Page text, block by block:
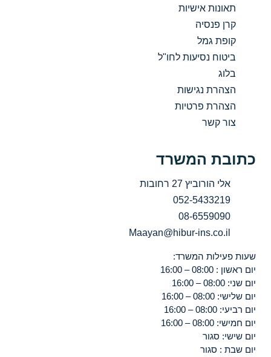
תאונות אישיות
קרן פנסיה
קופת גמל
ביטוח נסיעות לחו"ל
בלוג
הצהרת נגישות
הצהרת פרטיות
צור קשר
כתובת המשרד
אלי הורוביץ 27 רחובות
052-5433219
08-6559090
Maayan@hibur-ins.co.il
שעות פעילות המשרד:
יום ראשון : 08:00 – 16:00
יום שני: 08:00 – 16:00
יום שלישי: 08:00 – 16:00
יום רביעי: 08:00 – 16:00
יום חמישי: 08:00 – 16:00
יום שישי: סגור
יום שבת : סגור